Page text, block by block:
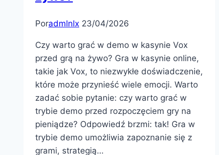
Poradmlnlx 23/04/2026
Czy warto grać w demo w kasynie Vox
przed grą na żywo? Gra w kasynie online,
takie jak Vox, to niezwykłe doświadczenie,
które może przynieść wiele emocji. Warto
zadać sobie pytanie: czy warto grać w
trybie demo przed rozpoczęciem gry na
pieniądze? Odpowiedź brzmi: tak! Gra w
trybie demo umożliwia zapoznanie się z
grami, strategią…